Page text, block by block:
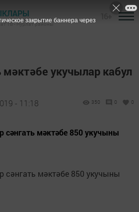
ТВ - Нурлат районы
мәктәбе укучылар кабул
- 11:18 350 0 0
сәнгать мәктәбе 850 укучыны
сәнгать мәктәбе 850 укучыны
закрытие баннера через